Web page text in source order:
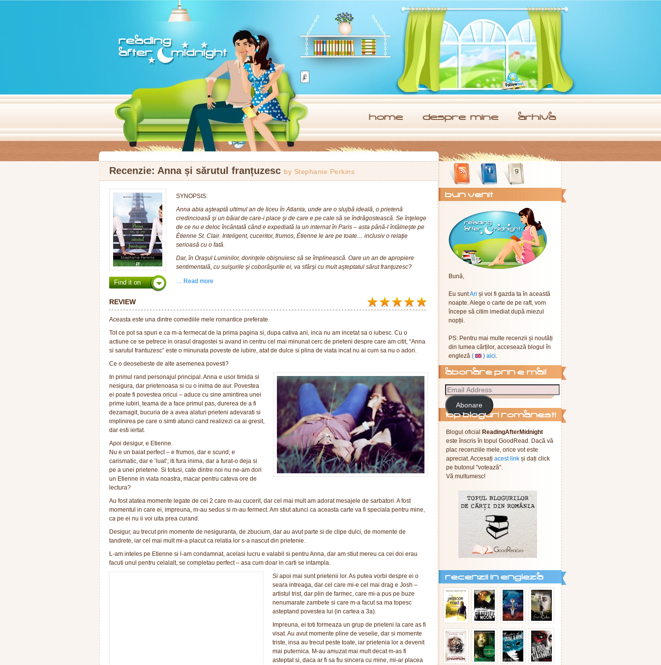
home despre. mine arhiva
Recenzie: Anna și sărutul franțuzesc by Stephanie Perkins
Find it on
SYNOPSIS:
Anna abia aşteaptă ultimul an de liceu în Atlanta, unde are o slujbă ideală, o prietenă
credincioasă şi un băiat de care-i place şi de care e pe cale să se îndrăgostească. Se înţelege
de ce nu e deloc încântată când e expediată la un internat în Paris – asta până-l întâlneşte pe
Étienne St. Clair. Inteligent, cuceritor, frumos, Étienne le are pe toate… inclusiv o relaţie
serioasă cu o fată.
Dar, în Oraşul Luminilor, dorinţele obişnuiesc să se împlinească. Oare un an de apropiere
sentimentală, cu suişurile şi coborâşurile ei, va sfârşi cu mult aşteptatul sărut franţuzesc?
Stephanie Perkins ţine tensiunea romantică şi atracţia la intensitate maximă, într-un roman
De la primul la ultimul rând, cartea este pur şi simplu cuceritoare. E amuzantă, plină de
suspans, de neprevăzut şi, bineînţeles – în Paris, cel mai romantic oraş al lumii – de dragoste.
Recenzia originala, in Engleza, pentru “Anna and the French Kiss” by Stephanie Perkins poate
fi gasita
aici
… Read more
REVIEW
Aceasta este una dintre comediile mele romantice preferate.
Tot ce pot sa spun e ca m-a fermecat de la prima pagina si, dupa cativa ani, inca nu am incetat sa o iubesc. Cu o
actiune ce se petrece in orasul dragostei si avand in centru cel mai minunat cerc de prieteni despre care am citit, “Anna
si sarutul frantuzesc” este o minunata poveste de iubire, atat de dulce si plina de viata incat nu ai cum sa nu o adori.
Ce o deosebeste de alte asemenea povesti?
In primul rand personajul principal. Anna e usor timida si
nesigura, dar prietenoasa si cu o inima de aur. Povestea
ei poate fi povestea oricui – aduce cu sine amintirea unei
prime iubiri, teama de a face primul pas, durerea de a fi
dezamagit, bucuria de a avea alaturi prieteni adevarati si
implinirea pe care o simti atunci cand realizezi ca ai gresit,
dar esti iertat.
Apoi desigur, e Etienne.
Nu e un baiat perfect – e frumos, dar e scund; e
carismatic, dar e ‘luat’; iti fura inima, dar a furat-o deja si
pe a unei prietene. Si totusi, cate dintre noi nu ne-am dori
un Etienne in viata noastra, macar pentru cateva ore de
lectura?
Au fost atatea momente legate de cei 2 care m-au cucerit, dar cel mai mult am adorat mesajele de sarbatori. A fost
momentul in care ei, impreuna, m-au sedus si m-au fermect. Am stiut atunci ca aceasta carte va fi speciala pentru mine,
ca pe ei nu ii voi uita prea curand.
Desigur, au trecut prin momente de nesiguranta, de zbucium, dar au avut parte si de clipe dulci, de momente de
tandrete, iar cel mai mult mi-a placut ca relatia lor s-a nascut din prietenie.
L-am inteles pe Etienne si l-am condamnat, acelasi lucru e valabil si pentru Anna, dar am stiut mereu ca cei doi erau
facuti unul pentru celalalt, se completau perfect – asa cum doar in carti se intampla.
Si apoi mai sunt prietenii lor. As putea vorbi despre ei o
seara intreaga, dar cel care mi-e cel mai drag e Josh –
artistul trist, dar plin de farmec, care mi-a pus pe buze
nenumarate zambete si care m-a facut sa ma topesc
asteptand povestea lui (in cartea a 3a).
Impreuna, ei toti formeaza un grup de prieteni la care as fi
visat. Au avut momente pline de veselie, dar si momente
triste, insa au trecut peste toate, iar prietenia lor a devenit
mai puternica. M-au amuzat mai mult decat m-as fi
asteptat si, daca ar fi sa fiu sincera cu mine, mi-ar placea
Bun Venit !
Bună,
Eu suntAri și voi fi gazda ta în această
noapte. Alege o carte de pe raft, vom
începe să citim imediat după miezul
nopții.
PS: Pentru mai multe recenzii și noutăți
din lumea cărților, accesează blogul în
engleză ( ) aici.
abonare prin e-mail
Abonare
Top Bloguri Romanesti
Blogul oficial ReadingAfterMidnight
este înscris în topul GoodRead. Dacă vă
plac recenziile mele, orice vot este
apreciat. Accesați acest link și dați click
pe butonul "votează".
Vă multumesc!
recenzii in engleza